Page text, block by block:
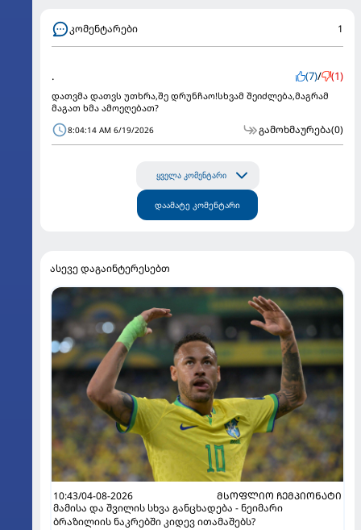
კომენტარები 1
. (7)/ (1)
დათვმა დათვს უთხრა,შე დრუნჩაო!სხვამ შეიძლება,მაგრამ
მაგათ ხმა ამოეღებათ?
8:04:14 AM 6/19/2026 გამოხმაურება(0)
ყველა კომენტარი
დაამატე კომენტარი
ასევე დაგაინტერესებთ
10:43/04-08-2026
ᲛᲡᲝᲤᲚᲘᲝ ᲩᲔᲛᲞᲘᲝᲜᲐᲢᲘ
მამისა და შვილის სხვა განცხადება - ნეიმარი
ბრაზილიის ნაკრებში კიდევ ითამაშებს?